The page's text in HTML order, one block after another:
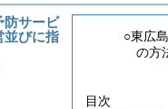
○東広
の方
目次
防サービ
並びに指